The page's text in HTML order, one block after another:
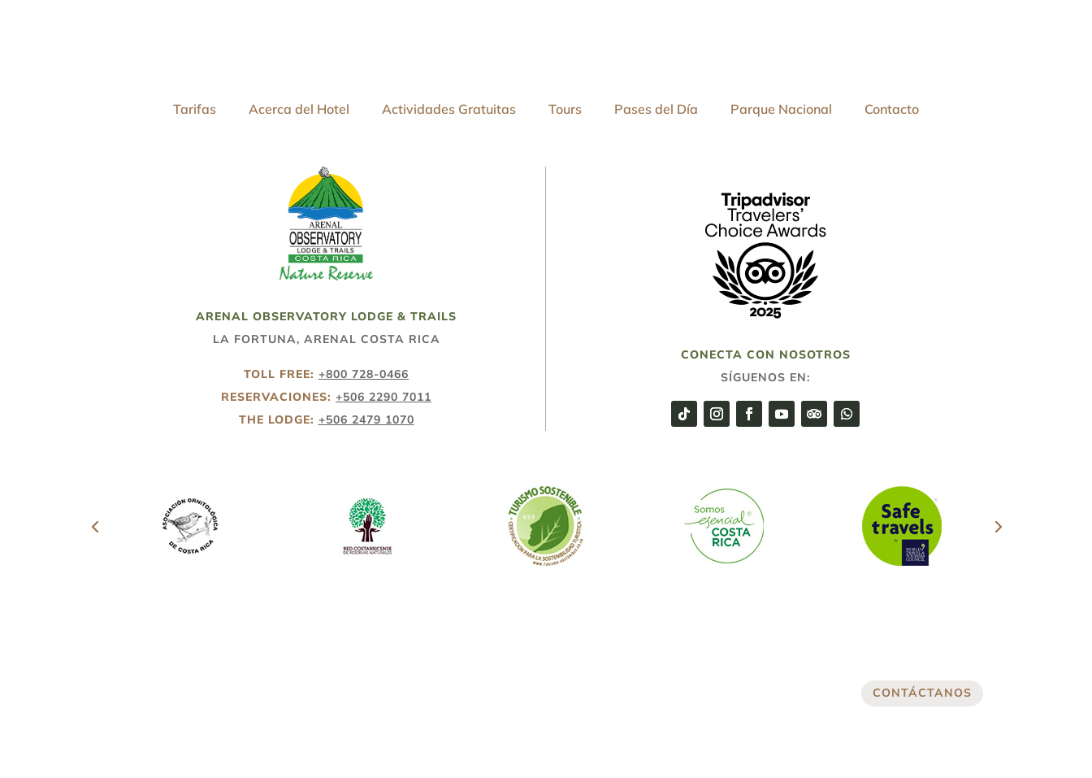
Tarifas Acerca del Hotel Actividades Gratuitas Tours Pases del Día Parque Nacional Contacto
ARENAL OBSERVATORY LODGE & TRAILS
LA FORTUNA, ARENAL COSTA RICA
TOLL FREE: +800 728-0466
RESERVACIONES: +506 2290 7011
THE LODGE: +506 2479 1070
CONECTA CON NOSOTROS
SÍGUENOS EN:
CONTÁCTANOS